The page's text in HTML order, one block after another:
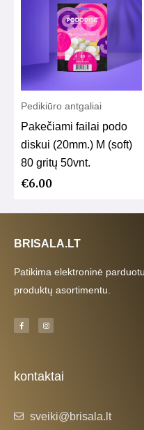
Pedikiūro antgaliai
Pakečiami failai podo
diskui (20mm.) M (soft)
80 gritų 50vnt.
€6.00
BRISALA.LT
Patikima elektroninė
produktų asortimentu.
F
a
c
-
f
I
n
s
m
kontaktai
sveiki@brisala.lt